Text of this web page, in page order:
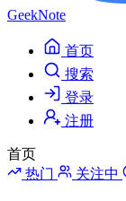
GeekNote
首页
搜索
登录
注册
首页
热门
关注中